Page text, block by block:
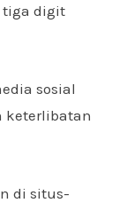
tiga digit
sosial
keterlibatan
di situs-